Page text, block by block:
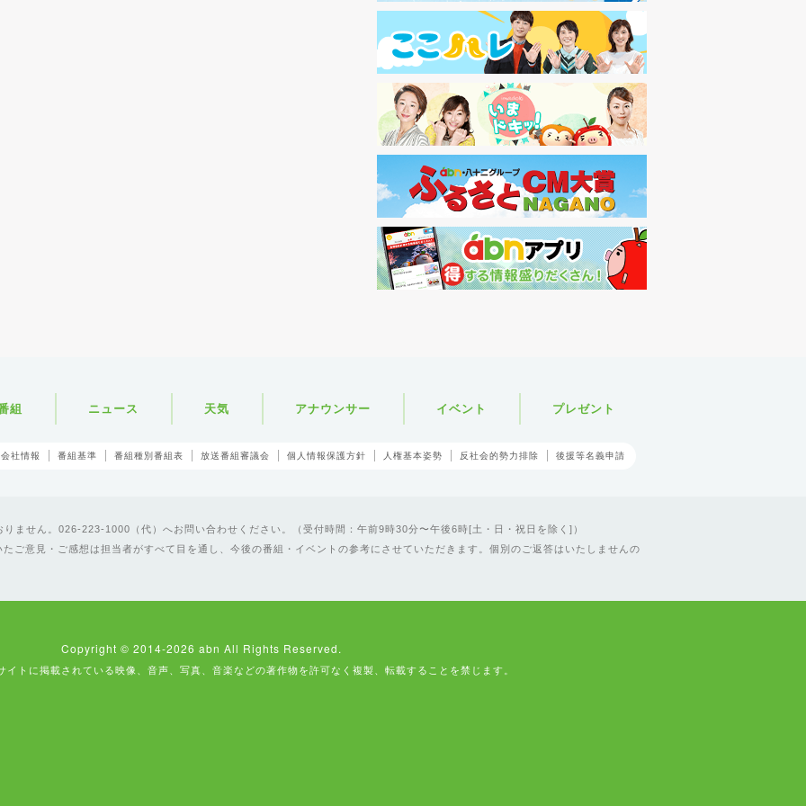
組 ニュース 天気 アナウンサー イベント プレゼント
会社情報 番組基準 番組種別番組表 放送番組審議会 個人情報保護方針 人権基本姿勢 反社会的勢力排除 後援等名義申請
ません。026-223-1000（代）へお問い合わせください。（受付時間：午前9時30分〜午後6時[土・日・祝日を除く]）
たご意見・ご感想は担当者がすべて目を通し、今後の番組・イベントの参考にさせていただきます。個別のご返答はいたしませんの
Copyright © 2014-2026 abn All Rights Reserved.
イトに掲載されている映像、音声、写真、音楽などの著作物を許可なく複製、転載することを禁じます。